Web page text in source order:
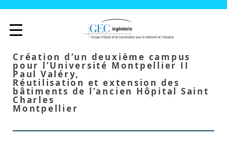
Création d’un deuxième campus
pour l’Université Montpellier II
Paul Valéry,
Réutilisation et extension des
bâtiments de l’ancien Hôpital Saint
Charles
Montpellier